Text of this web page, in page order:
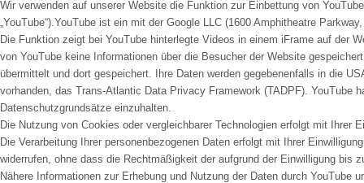
Wir verwenden auf unserer Website die Funktion zur Einbettung von
„YouTube“).YouTube ist ein mit der Google LLC (1600 Amphitheatre
Die Funktion zeigt bei YouTube hinterlegte Videos in einem iFrame auf der
von YouTube keine Informationen über die Besucher der Website
übermittelt und dort gespeichert. Ihre Daten werden gegebenenfalls in die
vorhanden, das Trans-Atlantic Data Privacy Framework (TADPF).
Datenschutzgrundsätze einzuhalten.
Die Nutzung von Cookies oder vergleichbarer Technologien erfolgt mit
Die Verarbeitung Ihrer personenbezogenen Daten erfolgt mit Ihrer
widerrufen, ohne dass die Rechtmäßigkeit der aufgrund der Einwilligung bis
Nähere Informationen zur Erhebung und Nutzung der Daten durch